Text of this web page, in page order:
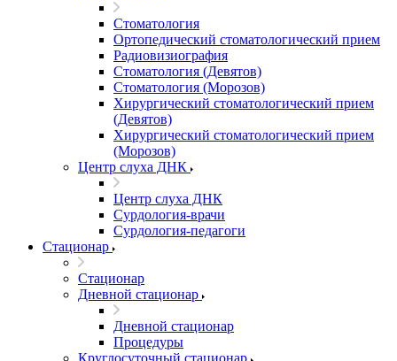
Стоматология
Ортопедический стоматологический прием
Радиовизиография
Стоматология (Девятов)
Стоматология (Морозов)
Хирургический стоматологический прием
(Девятов)
Хирургический стоматологический прием
(Морозов)
Центр слуха ДНК
Центр слуха ДНК
Сурдология-врачи
Сурдология-педагоги
Стационар
Стационар
Дневной стационар
Дневной стационар
Процедуры
Круглосуточный стационар